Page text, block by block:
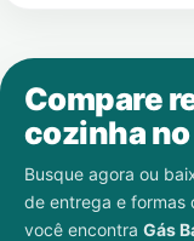
Compare
cozinha
Busque agora ou
de entrega e formas
você encontra Gás